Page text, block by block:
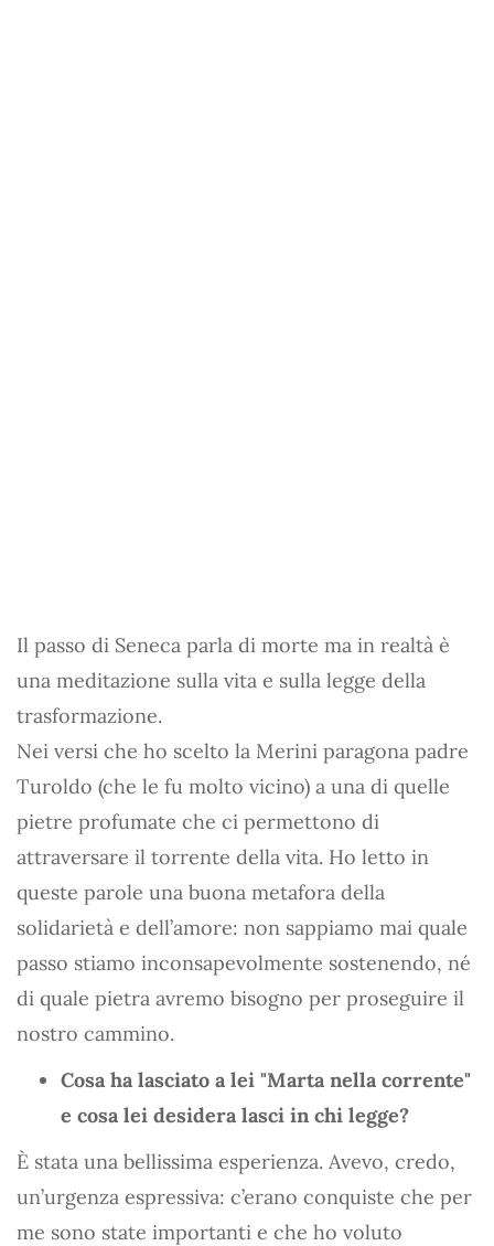
Il passo di Seneca parla di morte ma in realtà è
una meditazione sulla vita e sulla legge della
trasformazione.
Nei versi che ho scelto la Merini paragona padre
Turoldo (che le fu molto vicino) a una di quelle
pietre profumate che ci permettono di
attraversare il torrente della vita. Ho letto in
queste parole una buona metafora della
solidarietà e dell’amore: non sappiamo mai quale
passo stiamo inconsapevolmente sostenendo, né
di quale pietra avremo bisogno per proseguire il
nostro cammino.
Cosa ha lasciato a lei "Marta nella corrente"
e cosa lei desidera lasci in chi legge?
È stata una bellissima esperienza. Avevo, credo,
un’urgenza espressiva: c’erano conquiste che per
me sono state importanti e che ho voluto